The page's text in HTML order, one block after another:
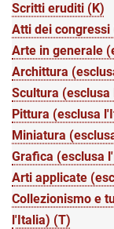
Scritti eruditi (K)
Atti dei congressi
Arte in generale
Archittura
Scultura (esclusa
Pittura (esclusa
Miniatura
Grafica (esclusa
Arti applicate
Collezionismo e
l'Italia) (T)